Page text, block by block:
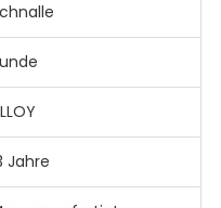
Jahre